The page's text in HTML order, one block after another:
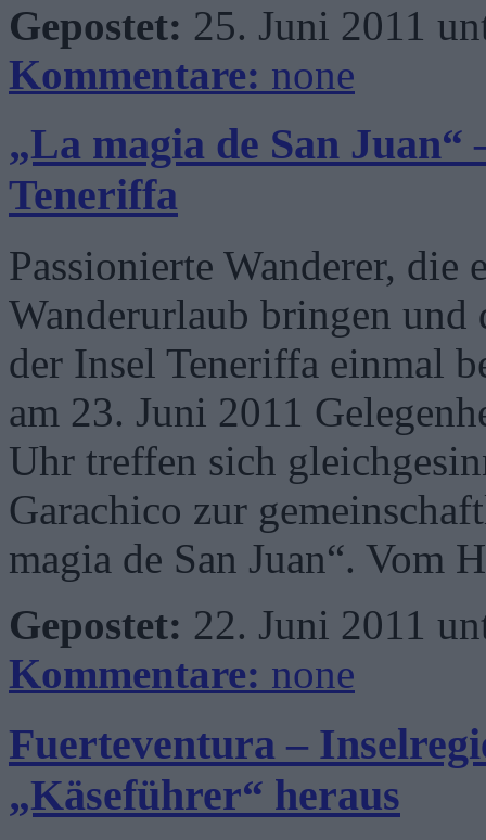
Gepostet: 25. Juni 2011
Kommentare: none
„La magia de San
Teneriffa
Passionierte Wanderer,
Wanderurlaub bringen und
der Insel Teneriffa einmal
am 23. Juni 2011
Uhr treffen sich
Garachico zur
magia de San Juan“. Vom
Gepostet: 22. Juni 2011
Kommentare: none
Fuerteventura –
„Käseführer“ heraus